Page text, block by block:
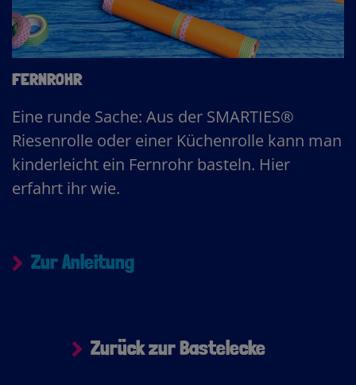
FERNROHR
Eine runde Sache: Aus der SMARTIES®
Riesenrolle oder einer Küchenrolle kann man
kinderleicht ein Fernrohr basteln. Hier
erfahrt ihr wie.
Zur Anleitung
Zurück zur Bastelecke